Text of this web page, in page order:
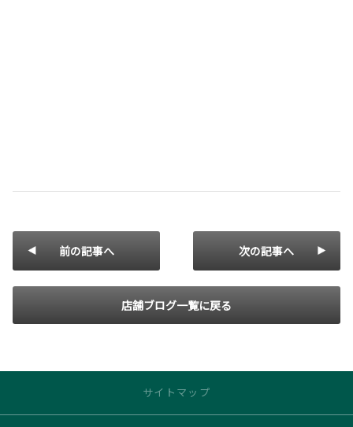
前の記事へ
店舗ブログ一覧に戻る
次の記事へ
サイトマップ